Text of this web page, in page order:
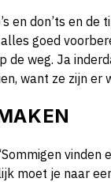
en don’ts en
goed
de weg. Ja
want ze zijn er
moet je naar